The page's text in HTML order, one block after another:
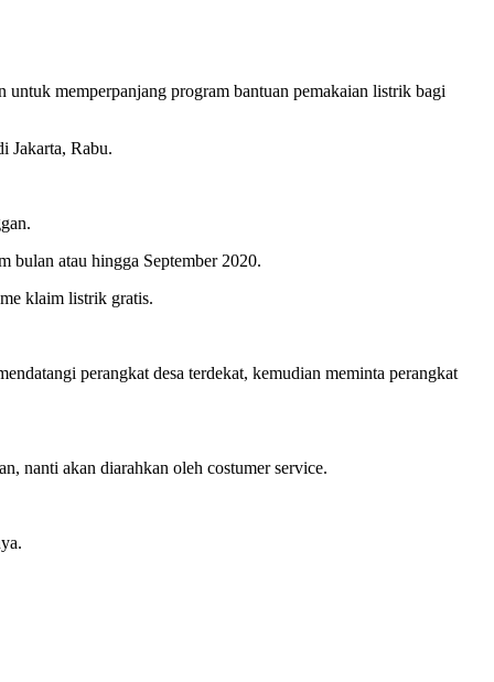
memperpanjang program bantuan pemakaian listrik bagi
Jakarta, Rabu.
bulan atau hingga September 2020.
klaim listrik gratis.
perangkat desa terdekat, kemudian meminta perangkat
nanti akan diarahkan oleh costumer service.